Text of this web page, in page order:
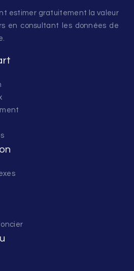
estimer gratuitement la valeur
en consultant les données de